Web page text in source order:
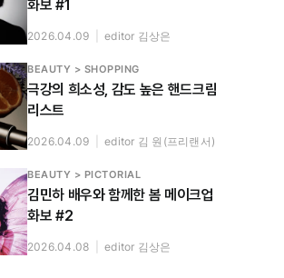
화보 #1
2026.04.09 editor 김상은
BEAUTY > SHOPPING
극강의 희소성, 감도 높은 핸드크림
리스트
2026.04.09 editor 김 원(프리랜서)
BEAUTY > PICTORIAL
김민하 배우와 함께한 봄 메이크업
화보 #2
2026.04.08 editor 김상은